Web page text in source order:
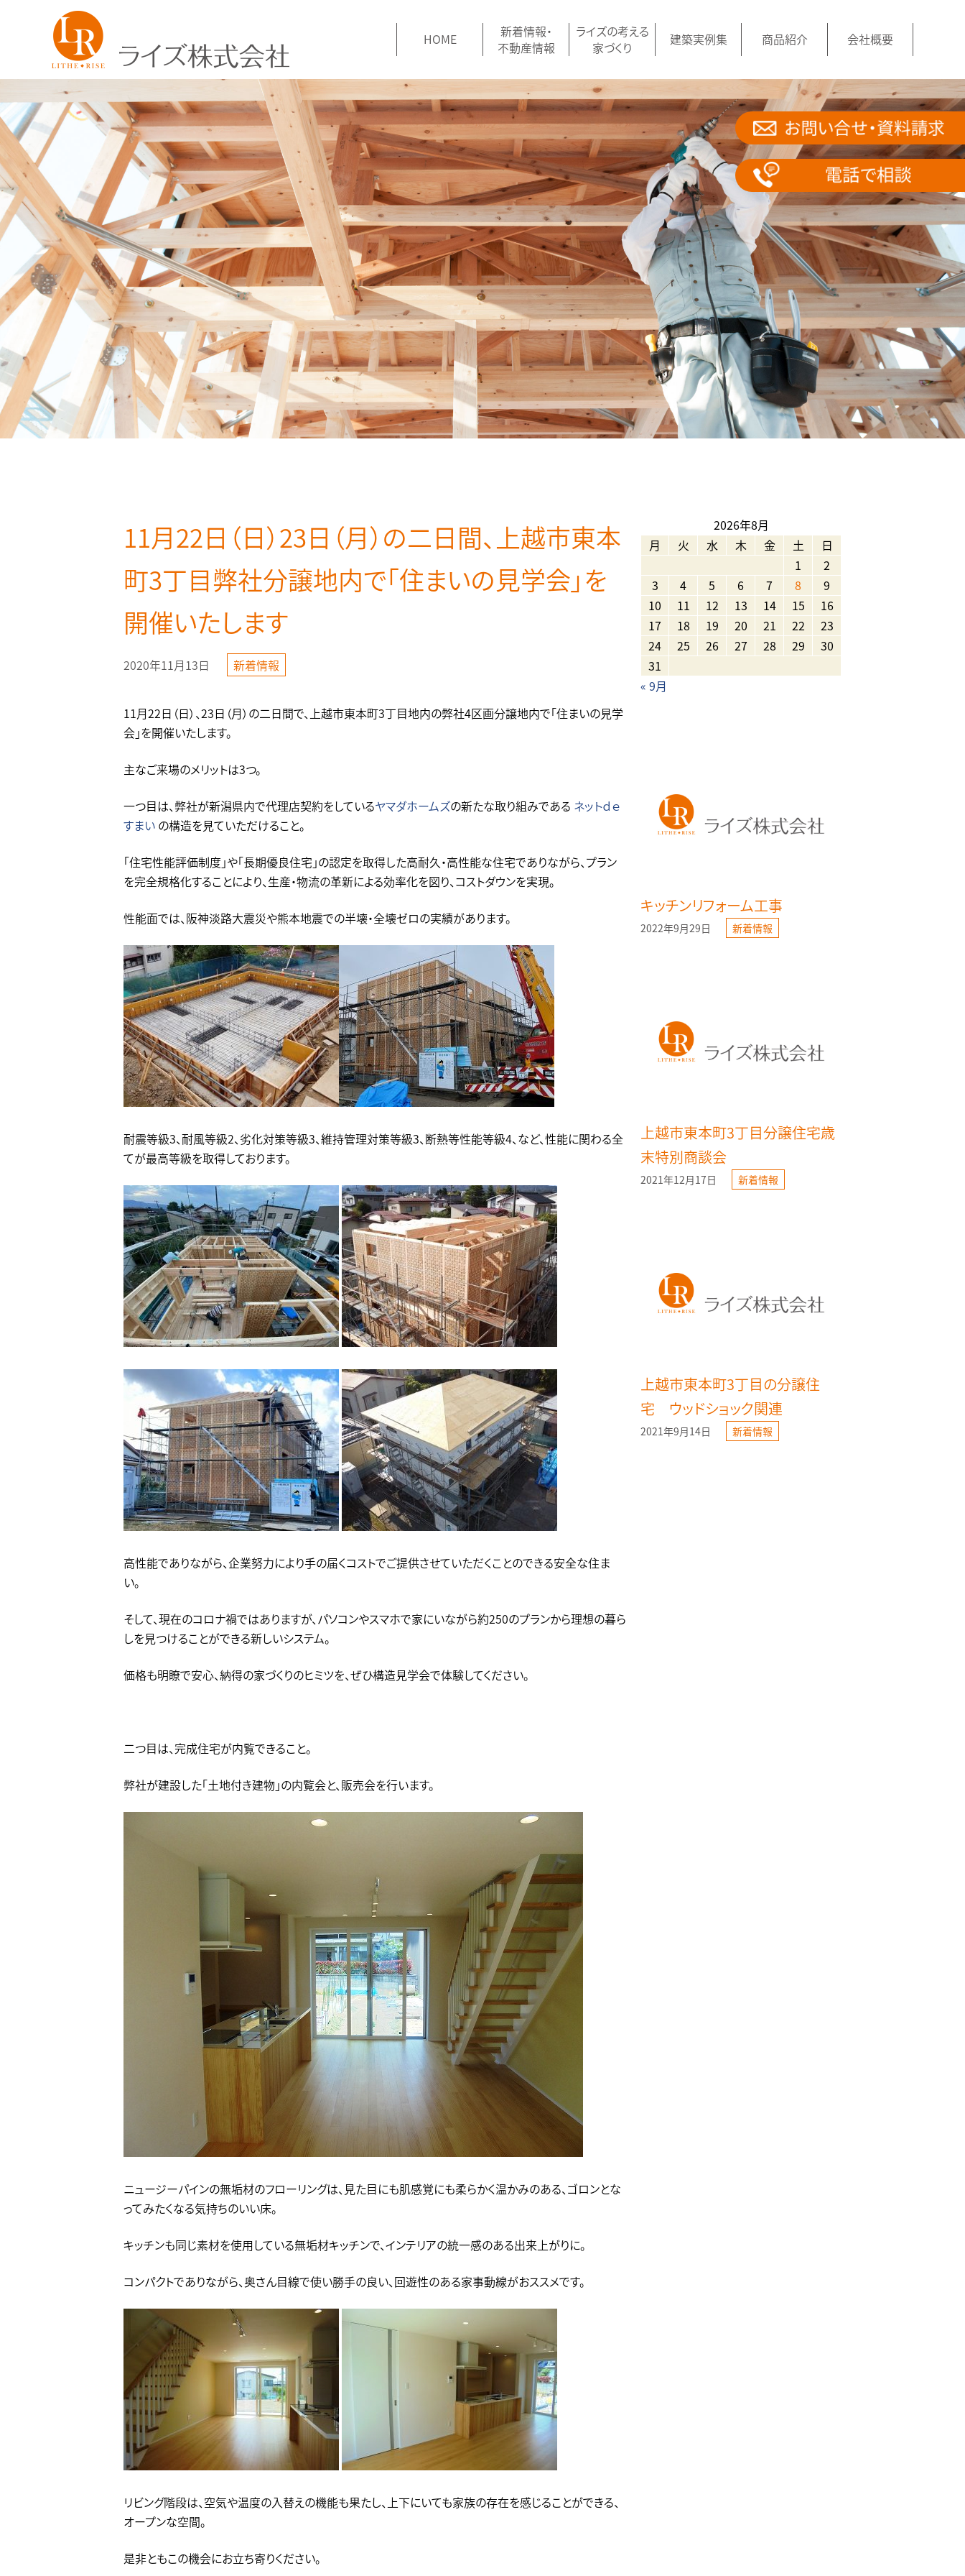
HOME
新着情報・
不動産情報
ライズの考える
家づくり
建築実例集 商品紹介 会社概要
11月22日（日）23日（月）の二日間、上越市東本
町3丁目弊社分譲地内で「住まいの見学会」を
開催いたします
2020年11月13日 新着情報
11月22日（日）、23日（月）の二日間で、上越市東本町3丁目地内の弊社4区画分譲地内で「住まいの見学
会」を開催いたします。
主なご来場のメリットは3つ。
一つ目は、弊社が新潟県内で代理店契約をしているヤマダホームズの新たな取り組みである ネットｄｅ
すまい の構造を見ていただけること。
「住宅性能評価制度」や「長期優良住宅」の認定を取得した高耐久・高性能な住宅でありながら、プラン
を完全規格化することにより、生産・物流の革新による効率化を図り、コストダウンを実現。
性能面では、阪神淡路大震災や熊本地震での半壊・全壊ゼロの実績があります。
耐震等級3、耐風等級2、劣化対策等級3、維持管理対策等級3、断熱等性能等級4、など、性能に関わる全
てが最高等級を取得しております。
高性能でありながら、企業努力により手の届くコストでご提供させていただくことのできる安全な住ま
い。
そして、現在のコロナ禍ではありますが、パソコンやスマホで家にいながら約250のプランから理想の暮ら
しを見つけることができる新しいシステム。
価格も明瞭で安心、納得の家づくりのヒミツを、ぜひ構造見学会で体験してください。
二つ目は、完成住宅が内覧できること。
弊社が建設した「土地付き建物」の内覧会と、販売会を行います。
ニュージーパインの無垢材のフローリングは、見た目にも肌感覚にも柔らかく温かみのある、ゴロンとな
ってみたくなる気持ちのいい床。
キッチンも同じ素材を使用している無垢材キッチンで、インテリアの統一感のある出来上がりに。
コンパクトでありながら、奥さん目線で使い勝手の良い、回遊性のある家事動線がおススメです。
リビング階段は、空気や温度の入替えの機能も果たし、上下にいても家族の存在を感じることができる、
オープンな空間。
是非ともこの機会にお立ち寄りください。
2026年8月
月
火 水 木 金 土
日
1
2
3
4 5 6 7 8
9
10
11 12 13 14 15
16
17
18 19 20 21 22
23
24
25 26 27 28 29
30
31
« 9月
キッチンリフォーム工事
2022年9月29日 新着情報
上越市東本町3丁目分譲住宅歳
末特別商談会
2021年12月17日 新着情報
上越市東本町3丁目の分譲住
宅 ウッドショック関連
2021年9月14日 新着情報